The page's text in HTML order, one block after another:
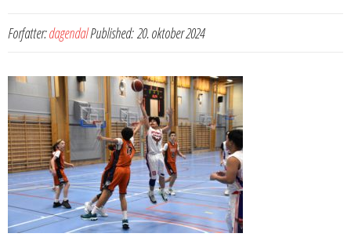
Forfatter:dagendalPublished: 20. oktober 2024